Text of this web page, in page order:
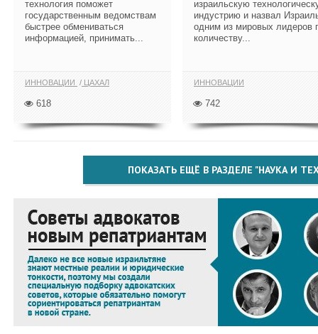
технология поможет
государственным ведомствам
быстрее обмениваться
информацией, принимать...
ИННОВАЦИИ ЦАХАЛ
618
израильскую
индустрию и назвал
одним из мировых лидеров
количеству...
ИННОВАЦИИ
742
ПОКАЗАТЬ ЕЩЁ В РАЗДЕЛЕ "НАУКА И